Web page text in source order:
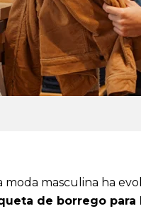
moda masculina ha
de borrego para